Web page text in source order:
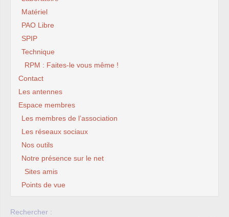
Matériel
PAO Libre
SPIP
Technique
RPM : Faites-le vous même !
Contact
Les antennes
Espace membres
Les membres de l’association
Les réseaux sociaux
Nos outils
Notre présence sur le net
Sites amis
Points de vue
Rechercher :